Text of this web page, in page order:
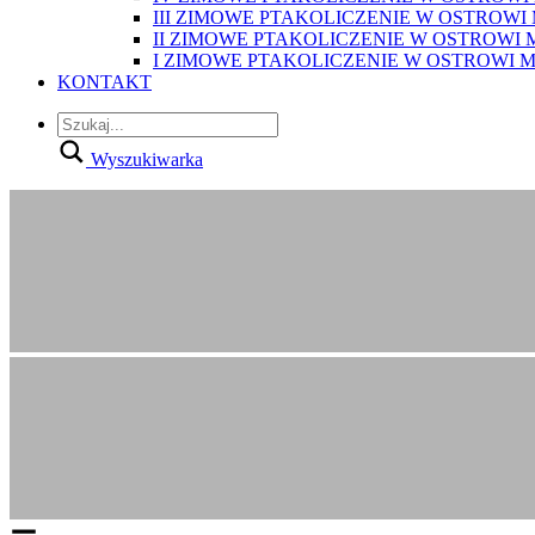
III ZIMOWE PTAKOLICZENIE W OSTROWI
II ZIMOWE PTAKOLICZENIE W OSTROWI
I ZIMOWE PTAKOLICZENIE W OSTROWI
KONTAKT
Wyszukiwarka